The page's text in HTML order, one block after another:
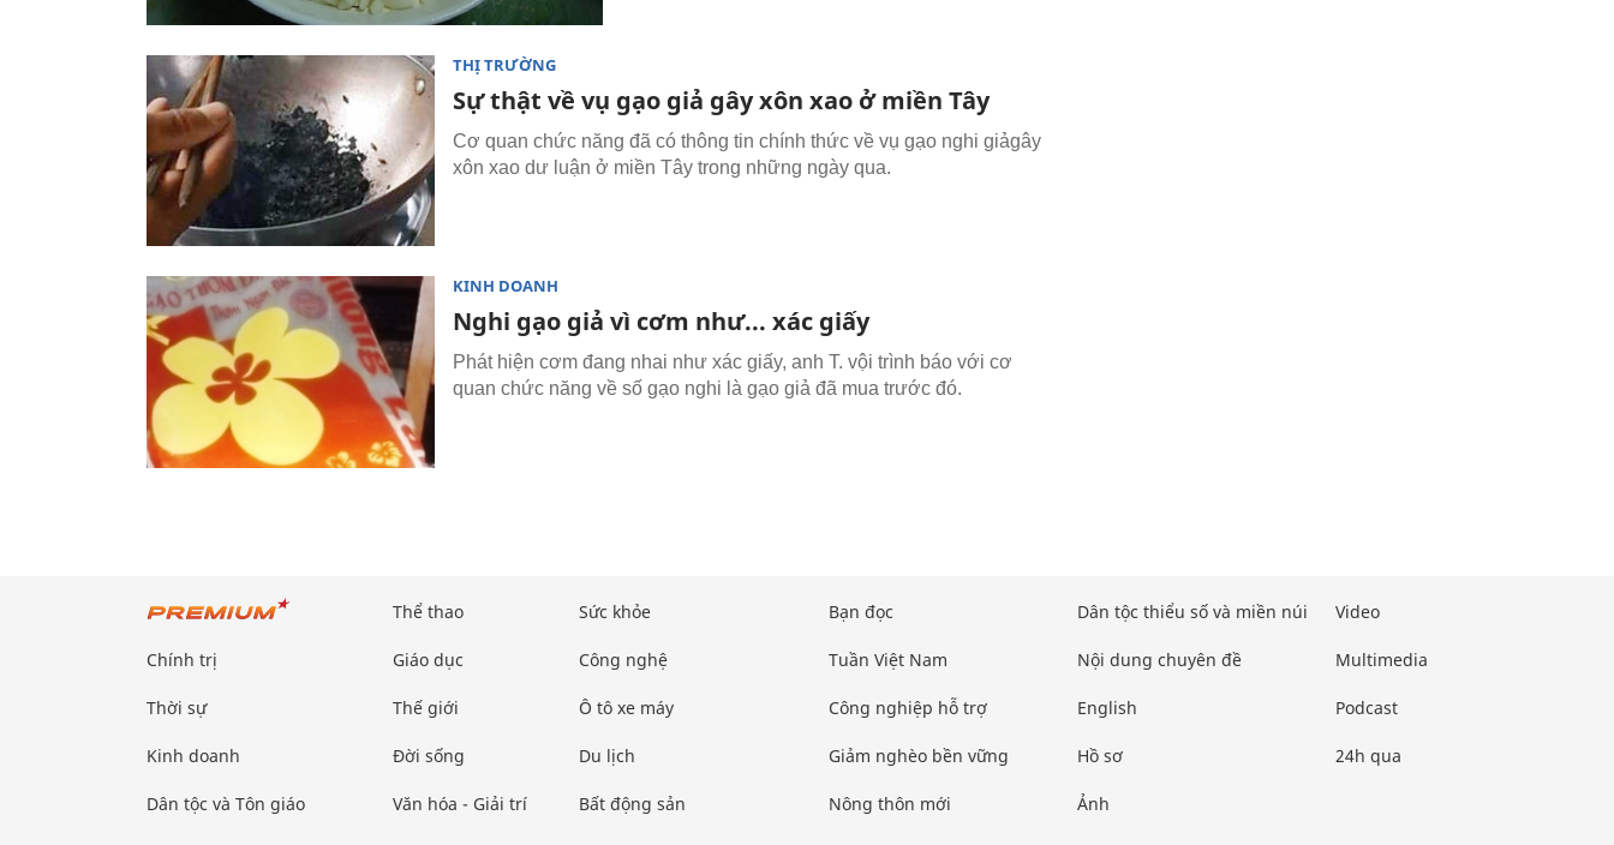
THỊ TRƯỜNG
Sự thật về vụ gạo giả gây xôn xao ở miền Tây
Cơ quan chức năng đã có thông tin chính thức về vụ gạo nghi giảgây
xôn xao dư luận ở miền Tây trong những ngày qua.
KINH DOANH
Nghi gạo giả vì cơm như... xác giấy
Phát hiện cơm đang nhai như xác giấy, anh T. vội trình báo với cơ
quan chức năng về số gạo nghi là gạo giả đã mua trước đó.
Chính trị
Thời sự
Kinh doanh
Dân tộc và Tôn giáo
Thể thao
Giáo dục
Thế giới
Đời sống
Văn hóa - Giải trí
Sức khỏe
Công nghệ
Ô tô xe máy
Du lịch
Bất động sản
Bạn đọc
Tuần Việt Nam
Công nghiệp hỗ trợ
Giảm nghèo bền vững
Nông thôn mới
Dân tộc thiểu số và miền núi
Nội dung chuyên đề
English
Hồ sơ
Ảnh
Video
Multimedia
Podcast
24h qua